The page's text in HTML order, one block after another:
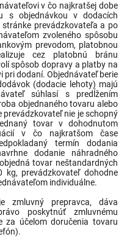
v čo najkratšej dobe
s objednávkou v dodacích
prevádzkovateľa a po
zvoleného spôsobu
prevodom, platobnou
cez platobnú bránu
spôsob dopravy a platby na
pri dodaní. Objednávateľ berie
(dodacie lehoty) majú
súhlasí s predĺžením
objednaného tovaru alebo
prevádzkovateľ nie je schopný
tovar v dohodnutom
v čo najkratšom čase
termín dodania
dodanie náhradného
tovar neštandardných
prevádzkovateľ dohodne
individuálne.
prepravca, dáva
poskytnúť zmluvnému
za účelom doručenia tovaru